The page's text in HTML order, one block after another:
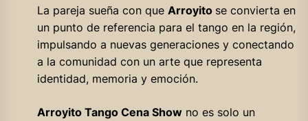
La pareja sueña con que Arroyito se convierta en
un punto de referencia para el tango en la región,
impulsando a nuevas generaciones y conectando
a la comunidad con un arte que representa
identidad, memoria y emoción.
Arroyito Tango Cena Showno es solo un